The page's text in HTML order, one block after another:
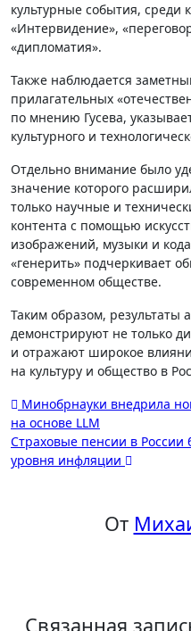
культурные события, среди
«Интервидение»,
«дипломатия».
Также наблюдается
прилагательных
по мнению Гусева,
культурного и
Отдельно внимание было
значение которого
только научные и
контента с помощью
изображений, музыки и
«генерить» подчеркивает
современном обществе.
Таким образом, результаты
демонстрируют не только
и отражают широкое
на культуру и общество в
Навигация
по
записям
Минобрнауки внедрила
на основе LLM
Страховые пенсии в России
уровня инфляции
От
Связанная